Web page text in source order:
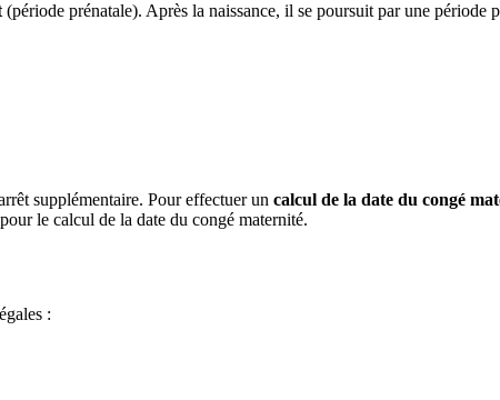
(période prénatale). Après la naissance, il se poursuit par une période
supplémentaire. Pour effectuer un calcul de la date du congé
le calcul de la date du congé maternité.
: